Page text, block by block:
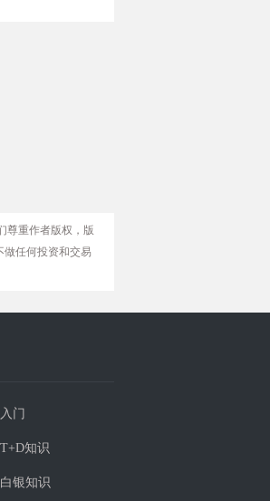
尊重作者版权，版
任何投资和交易
门
知识
银知识